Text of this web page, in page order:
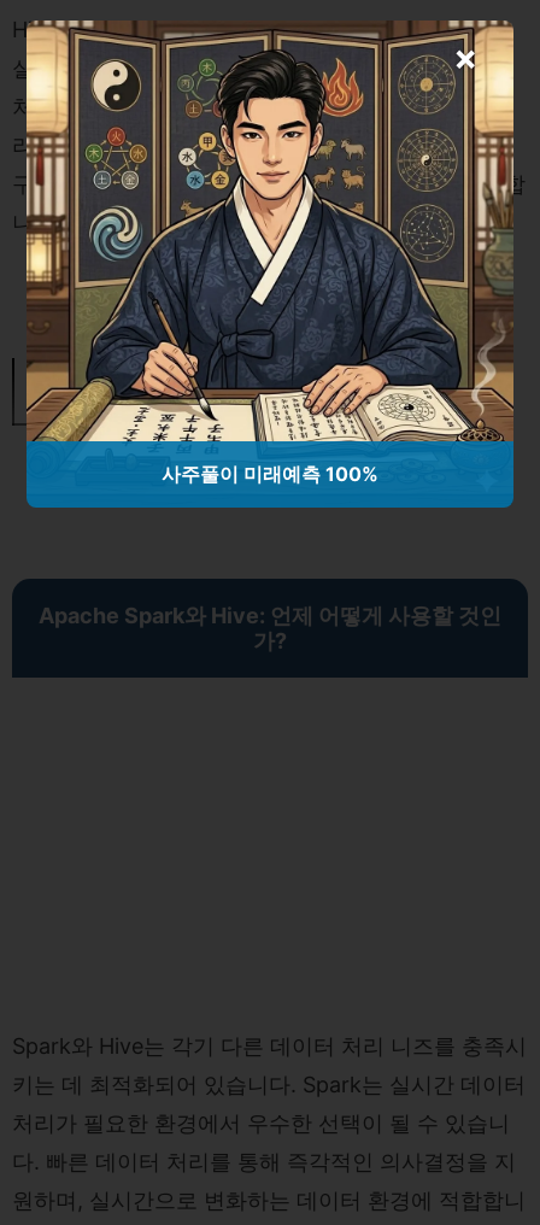
Hive는 MapReduce 프레임워크를 이용하여 쿼리를
실행하며, 다양한 데이터 포맷을 지원합니다. 데이터
처리는 상대적으로 느릴 수 있지만, 대규모 데이터 처
리를 위한 안정성과 장기적인 보관 및 분석에 유리한
구조를 제공하여 데이터의 복잡성을 줄이는 데 기여합
니다.
아파치 스파크를 통한 빅데이터 처리
혁신: 인메모리 컴퓨팅과 실시간 스트
리밍의 미래
Apache Spark와 Hive: 언제 어떻게 사용할 것인
가?
Spark와 Hive는 각기 다른 데이터 처리 니즈를 충족시
키는 데 최적화되어 있습니다. Spark는 실시간 데이터
처리가 필요한 환경에서 우수한 선택이 될 수 있습니
다. 빠른 데이터 처리를 통해 즉각적인 의사결정을 지
원하며, 실시간으로 변화하는 데이터 환경에 적합합니
×
사주풀이 미래예측 100%